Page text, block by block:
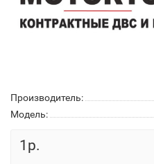
Производитель:
Модель:
1р.